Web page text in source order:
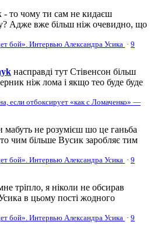
- то чому ти сам не кидаєш
Адже вже більш ніж очевидно, що
бой». Интервью Александра Усика · 9
насправді тут Стівенсон більш
ніж лома і якщо тео буде буде
если отбоксирует «как с Ломаченко» —
мабуть не розумієш шо це ганьба
чим більше Вусик заробляє тим
бой». Интервью Александра Усика · 9
тріпло, я ніколи не обсирав
в цьому пості жодного
бой». Интервью Александра Усика · 9